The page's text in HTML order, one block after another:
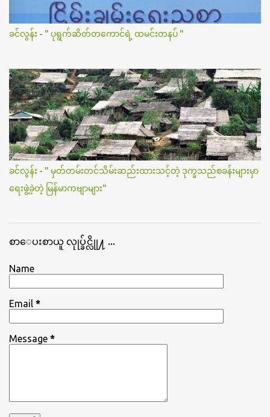
ခင်လွန်း - " ပုရွက်ဆိတ်တကောင်ရဲ့ ထမင်းတနပ် "
ခင်လွန်း - " မှတ်တမ်းတင်သိမ်းဆည်းထားသင့်တဲ့ ဒုက္ခသည်စခန်းများမှာ
ရေးဖွဲ့ခဲ့တဲ့ မြန်မာကဗျာများ"
စာေပးစာယူ လုုပ္ခ်င္လိုု႔ ...
Name
Email *
Message *